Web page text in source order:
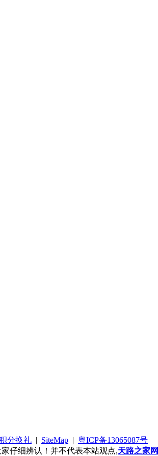
分换礼 | SiteMap | 粤ICP备13065087号
仔细辨认！并不代表本站观点,天路之家网